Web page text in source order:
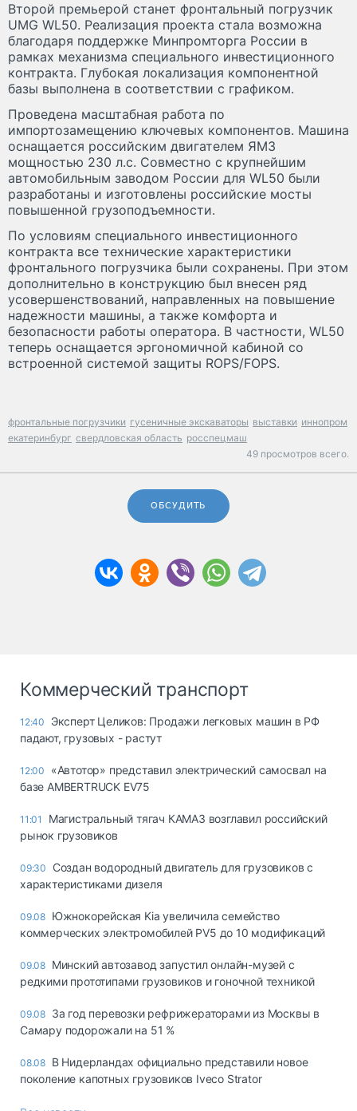
Второй премьерой станет фронтальный погрузчик
UMG WL50. Реализация проекта стала возможна
благодаря поддержке Минпромторга России в
рамках механизма специального инвестиционного
контракта. Глубокая локализация компонентной
базы выполнена в соответствии с графиком.
Проведена масштабная работа по
импортозамещению ключевых компонентов. Машина
оснащается российским двигателем ЯМЗ
мощностью 230 л.с. Совместно с крупнейшим
автомобильным заводом России для WL50 были
разработаны и изготовлены российские мосты
повышенной грузоподъемности.
По условиям специального инвестиционного
контракта все технические характеристики
фронтального погрузчика были сохранены. При этом
дополнительно в конструкцию был внесен ряд
усовершенствований, направленных на повышение
надежности машины, а также комфорта и
безопасности работы оператора. В частности, WL50
теперь оснащается эргономичной кабиной со
встроенной системой защиты ROPS/FOPS.
фронтальные погрузчики гусеничные экскаваторы выставки иннопром
екатеринбург свердловская область росспецмаш
49 просмотров всего.
ОБСУДИТЬ
Коммерческий транспорт
12:40
Эксперт Целиков: Продажи легковых машин в РФ
падают, грузовых - растут
12:00
«Автотор» представил электрический самосвал на
базе AMBERTRUCK EV75
11:01
Магистральный тягач КАМАЗ возглавил российский
рынок грузовиков
09:30
Создан водородный двигатель для грузовиков с
характеристиками дизеля
09.08 Южнокорейская Kia увеличила семейство
коммерческих электромобилей PV5 до 10 модификаций
09.08 Минский автозавод запустил онлайн-музей с
редкими прототипами грузовиков и гоночной техникой
09.08 За год перевозки рефрижераторами из Москвы в
Самару подорожали на 51 %
08.08 В Нидерландах официально представили новое
поколение капотных грузовиков Iveco Strator